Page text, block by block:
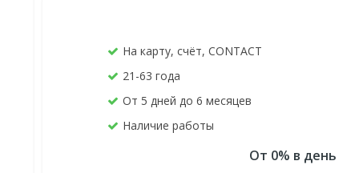
На карту, счёт, CONTACT
21-63 года
От 5 дней до 6 месяцев
Наличие работы
От 0% в день